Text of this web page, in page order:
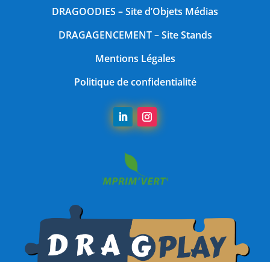
DRAGOODIES – Site d’Objets Médias
DRAGAGENCEMENT– Site Stands
Mentions Légales
Politique de confidentialité